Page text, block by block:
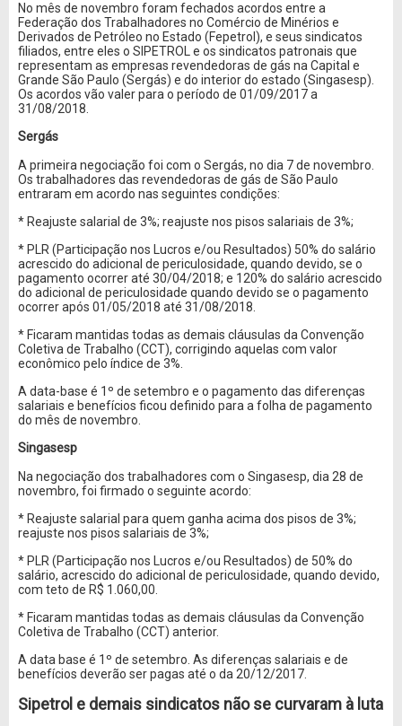
No mês de novembro foram fechados acordos entre a
Federação dos Trabalhadores no Comércio de Minérios e
Derivados de Petróleo no Estado (Fepetrol), e seus sindicatos
filiados, entre eles o SIPETROL e os sindicatos patronais que
representam as empresas revendedoras de gás na Capital e
Grande São Paulo (Sergás) e do interior do estado (Singasesp).
Os acordos vão valer para o período de 01/09/2017 a
31/08/2018.
Sergás
A primeira negociação foi com o Sergás, no dia 7 de novembro.
Os trabalhadores das revendedoras de gás de São Paulo
entraram em acordo nas seguintes condições:
* Reajuste salarial de 3%; reajuste nos pisos salariais de 3%;
* PLR (Participação nos Lucros e/ou Resultados) 50% do salário
acrescido do adicional de periculosidade, quando devido, se o
pagamento ocorrer até 30/04/2018; e 120% do salário acrescido
do adicional de periculosidade quando devido se o pagamento
ocorrer após 01/05/2018 até 31/08/2018.
* Ficaram mantidas todas as demais cláusulas da Convenção
Coletiva de Trabalho (CCT), corrigindo aquelas com valor
econômico pelo índice de 3%.
A data-base é 1º de setembro e o pagamento das diferenças
salariais e benefícios ficou definido para a folha de pagamento
do mês de novembro.
Singasesp
Na negociação dos trabalhadores com o Singasesp, dia 28 de
novembro, foi firmado o seguinte acordo:
* Reajuste salarial para quem ganha acima dos pisos de 3%;
reajuste nos pisos salariais de 3%;
* PLR (Participação nos Lucros e/ou Resultados) de 50% do
salário, acrescido do adicional de periculosidade, quando devido,
com teto de R$ 1.060,00.
* Ficaram mantidas todas as demais cláusulas da Convenção
Coletiva de Trabalho (CCT) anterior.
A data base é 1º de setembro. As diferenças salariais e de
benefícios deverão ser pagas até o da 20/12/2017.
Sipetrol e demais sindicatos não se curvaram à luta